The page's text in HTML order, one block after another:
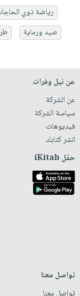
رياضة ذوي
صيد ورماية
عن نيل وفرات
عن الشركة
سياسة الشركة
فيديوهات
انشر كتابك
حمّل iKitab
تواصل معنا